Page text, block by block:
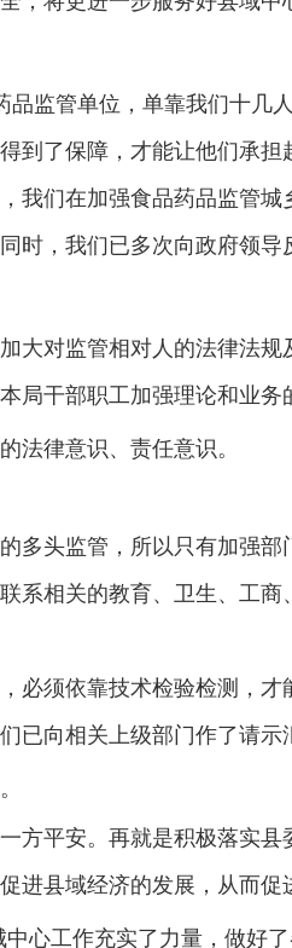
品监管单位，单靠我们十几
到了保障，才能让他们承担
我们在加强食品药品监管城
时，我们已多次向政府领导
大对监管相对人的法律法规
局干部职工加强理论和业务
法律意识、责任意识。
多头监管，所以只有加强部
系相关的教育、卫生、工商
必须依靠技术检验检测，才
已向相关上级部门作了请示
方平安。再就是积极落实县
县域经济的发展，从而促
心工作充实了力量，做好了